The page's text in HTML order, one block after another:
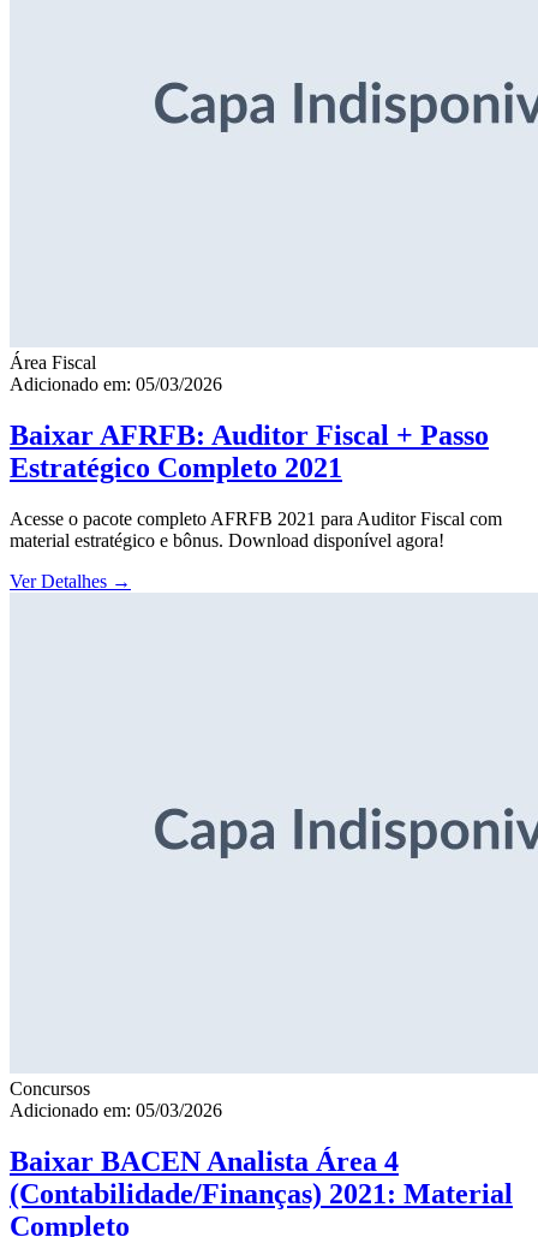
Área Fiscal
Adicionado em: 05/03/2026
Baixar AFRFB: Auditor Fiscal + Passo
Estratégico Completo 2021
Acesse o pacote completo AFRFB 2021 para Auditor Fiscal com
material estratégico e bônus. Download disponível agora!
Ver Detalhes →
Concursos
Adicionado em: 05/03/2026
Baixar BACEN Analista Área 4
(Contabilidade/Finanças) 2021: Material
Completo